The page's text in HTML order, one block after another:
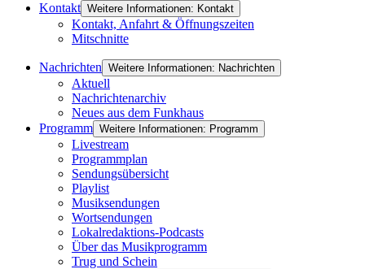
Kontakt Weitere Informationen: Kontakt
Kontakt, Anfahrt & Öffnungszeiten
Mitschnitte
Nachrichten Weitere Informationen: Nachrichten
Aktuell
Nachrichtenarchiv
Neues aus dem Funkhaus
Programm Weitere Informationen: Programm
Livestream
Programmplan
Sendungsübersicht
Playlist
Musiksendungen
Wortsendungen
Lokalredaktions-Podcasts
Über das Musikprogramm
Trug und Schein